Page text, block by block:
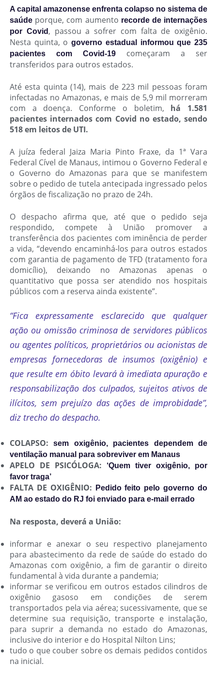
A capital amazonense enfrenta colapso no sistema de
saúde porque, com aumento recorde de internações
por Covid , passou a sofrer com falta de oxigênio.
Nesta quinta, ogoverno estadual informou que 235
pacientes com Covid-19
começaram a ser
transferidos para outros estados.
Até esta quinta (14), mais de 223 mil pessoas foram
infectadas no Amazonas, e mais de 5,9 mil morreram
com a doença. Conforme o boletim, há 1.581
pacientes internados com Covid no estado, sendo
518 em leitos de UTI.
A juíza federal Jaiza Maria Pinto Fraxe, da 1ª Vara
Federal Cível de Manaus, intimou o Governo Federal e
o Governo do Amazonas para que se manifestem
sobre o pedido de tutela antecipada ingressado pelos
órgãos de fiscalização no prazo de 24h.
O despacho afirma que, até que o pedido seja
respondido, compete à União promover a
transferência dos pacientes com iminência de perder
a vida, “devendo encaminhá-los para outros estados
com garantia de pagamento de TFD (tratamento fora
domicílio), deixando no Amazonas apenas o
quantitativo que possa ser atendido nos hospitais
públicos com a reserva ainda existente”.
“Fica expressamente esclarecido que qualquer
ação ou omissão criminosa de servidores públicos
ou agentes políticos, proprietários ou acionistas de
empresas fornecedoras de insumos (oxigênio) e
que resulte em óbito levará à imediata apuração e
responsabilização dos culpados, sujeitos ativos de
ilícitos, sem prejuízo das ações de improbidade”,
diz trecho do despacho.
COLAPSO:sem oxigênio, pacientes dependem de
ventilação manual para sobreviver em Manaus
APELO DE PSICÓLOGA:
‘Quem tiver oxigênio, por
favor traga’
FALTA DE OXIGÊNIO:
Pedido feito pelo governo do
AM ao estado do RJ foi enviado para e-mail errado
Na resposta, deverá a União:
informar e anexar o seu respectivo planejamento
para abastecimento da rede de saúde do estado do
Amazonas com oxigênio, a fim de garantir o direito
fundamental à vida durante a pandemia;
informar se verificou em outros estados cilindros de
oxigênio gasoso em condições de serem
transportados pela via aérea; sucessivamente, que se
determine sua requisição, transporte e instalação,
para suprir a demanda no estado do Amazonas,
inclusive do interior e do Hospital Nilton Lins;
tudo o que couber sobre os demais pedidos contidos
na inicial.